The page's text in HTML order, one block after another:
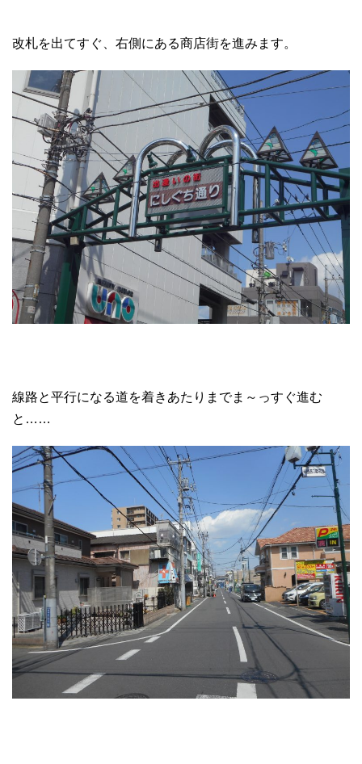
改札を出てすぐ、右側にある商店街を進みます。
線路と平行になる道を着きあたりまでま～っすぐ進む
と……